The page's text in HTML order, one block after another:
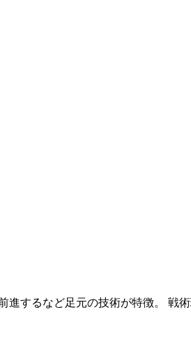
するなど足元の技術が特徴。 戦